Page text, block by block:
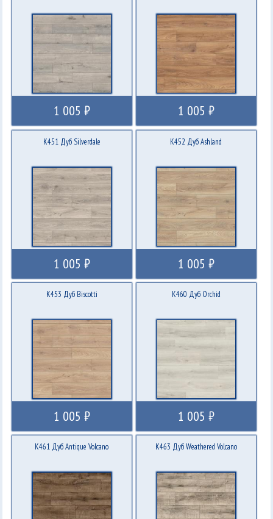
1 005 ₽ 1 005 ₽
K451 Дуб Silverdale
1 005 ₽
K452 Дуб Ashland
1 005 ₽
K453 Дуб Biscotti
1 005 ₽
K460 Дуб Orchid
1 005 ₽
K461 Дуб Antique Volcano K463 Дуб Weathered Volcano